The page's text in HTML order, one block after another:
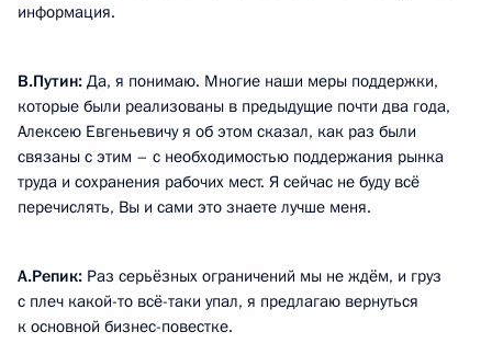
информация.
В.Путин: Да, я понимаю. Многие наши меры поддержки,
которые были реализованы в предыдущие почти два года,
Алексею Евгеньевичу я об этом сказал, как раз были
связаны с этим – с необходимостью поддержания рынка
труда и сохранения рабочих мест. Я сейчас не буду всё
перечислять, Вы и сами это знаете лучше меня.
А.Репик: Раз серьёзных ограничений мы не ждём, и груз
с плеч какой-то всё-таки упал, я предлагаю вернуться
к основной бизнес-повестке.